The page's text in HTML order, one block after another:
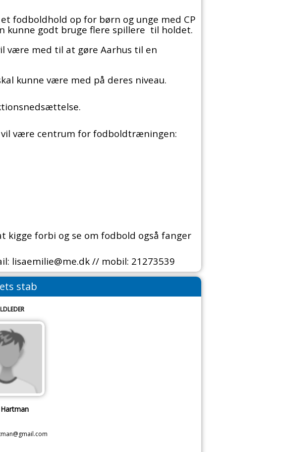
fodboldhold op for børn og unge med CP
kunne godt bruge flere spillere til holdet.
være med til at gøre Aarhus til en
kunne være med på deres niveau.
være centrum for fodboldtræningen:
kigge forbi og se om fodbold også fanger
lisaemilie@me.dk // mobil: 21273539
stab